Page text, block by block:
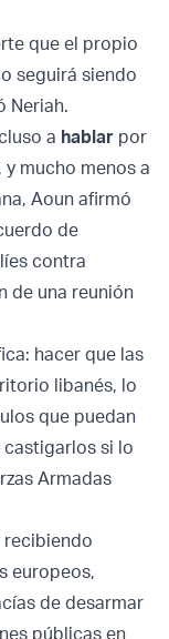
que el propio
seguirá siendo
Neriah.
a hablar por
mucho menos a
Aoun afirmó
de
contra
de una reunión
hacer que las
libanés, lo
que puedan
castigarlos si lo
Armadas
recibiendo
europeos,
de desarmar
públicas en